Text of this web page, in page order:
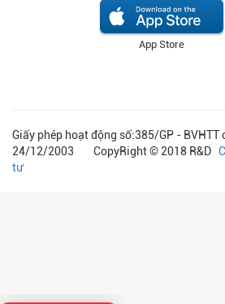
App Store
Giấy phép hoạt động số:385/GP - BVHTT
24/12/2003 CopyRight © 2018 R&D
tư